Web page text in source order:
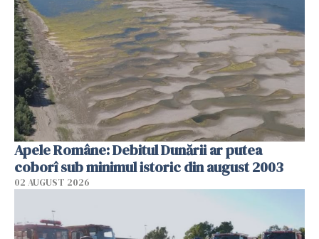
Apele Române: Debitul Dunării ar putea
coborî sub minimul istoric din august 2003
02 AUGUST 2026